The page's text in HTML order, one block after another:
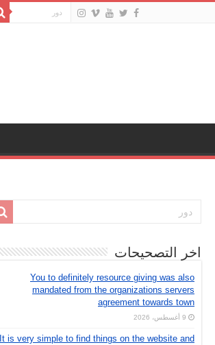
اخر التصحيحات
You to definitely resource giving was also
mandated from the organizations servers
agreement towards town
9 أغسطس، 2026
It is very simple to find things on the website and